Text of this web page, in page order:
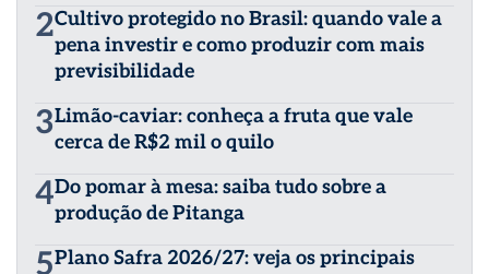
2Cultivo protegido no Brasil: quando vale a
pena investir e como produzir com mais
previsibilidade
3Limão-caviar: conheça a fruta que vale
cerca de R$2 mil o quilo
4Do pomar à mesa: saiba tudo sobre a
produção de Pitanga
5Plano Safra 2026/27: veja os principais